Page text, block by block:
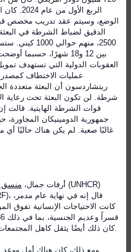
الربع
الوضع، وسيتم عقد تدريب مخصص
الدقيق لضباط الشرطة في
2500، منهم
بين 12 و18 شهرًا،
العقوبات الدولية التي تستهدف
عمليات الاختطاف
ريتشاردسون أن البعثة متعددة
شرطة. لن تكون البعثة تحت رعاية
قوات الشرطة الهايتية. قالت
جمهورية الدومينيكان
غالبًا صعبة. لم يكن هناك حاليًا
أرفات جمال، منسق
(UNHCR)
كان ذلك أيضًا يثقل كاهل المجتمعات التي استضافت هؤلاء الأشخاص بسخاء.